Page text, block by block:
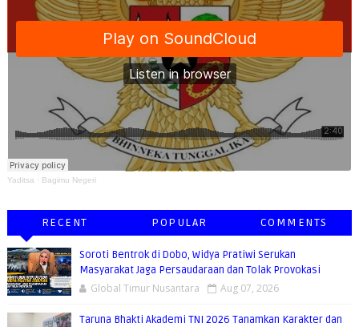
Yaditsa · Bagimu Negeri
RECENT POPULAR COMMENTS
Soroti Bentrok di Dobo, Widya Pratiwi Serukan
Masyarakat Jaga Persaudaraan dan Tolak Provokasi
Global Timur Nusantara Aug 07, 2026
Taruna Bhakti Akademi TNI 2026 Tanamkan Karakter dan